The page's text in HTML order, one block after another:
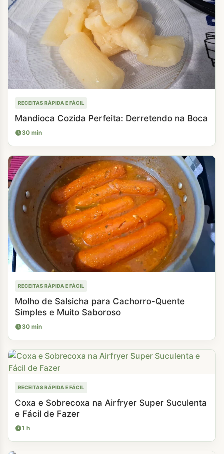
RECEITAS RÁPIDA E FÁCIL
Mandioca Cozida Perfeita: Derretendo na Boca
30 min
RECEITAS RÁPIDA E FÁCIL
Molho de Salsicha para Cachorro-Quente
Simples e Muito Saboroso
30 min
RECEITAS RÁPIDA E FÁCIL
Coxa e Sobrecoxa na Airfryer Super Suculenta
e Fácil de Fazer
1 h